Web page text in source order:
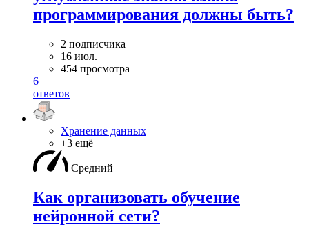
программирования должны быть?
2 подписчика
16 июл.
454 просмотра
6
ответов
Хранение данных
+3 ещё
Средний
Как организовать обучение
нейронной сети?